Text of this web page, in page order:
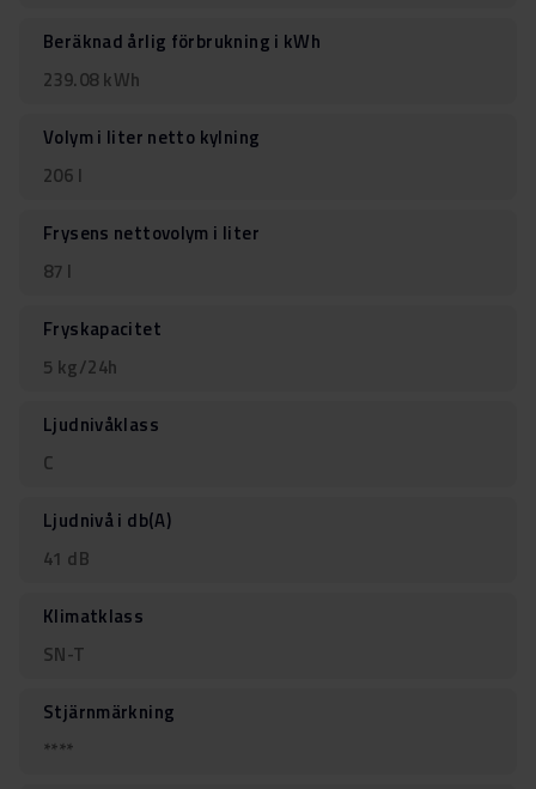
Beräknad årlig förbrukning i kWh
239.08 kWh
Volym i liter netto kylning
206 l
Frysens nettovolym i liter
87 l
Fryskapacitet
5 kg/24h
Ljudnivåklass
C
Ljudnivå i db(A)
41 dB
Klimatklass
SN-T
Stjärnmärkning
****